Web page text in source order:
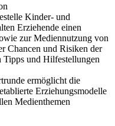
Kinder- und
Erziehende einen
zur Mediennutzung von
Chancen und Risiken der
und Hilfestellungen
ermöglicht die
Erziehungsmodelle
Medienthemen